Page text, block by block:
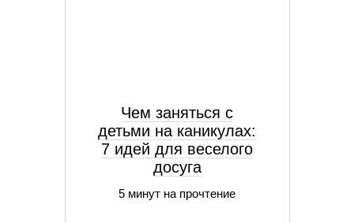
Чем заняться с
детьми на каникулах:
7 идей для веселого
досуга
5 минут на прочтение